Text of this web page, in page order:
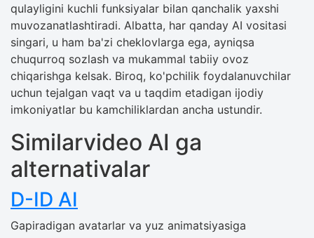
qulayligini kuchli funksiyalar bilan qanchalik yaxshi
muvozanatlashtiradi. Albatta, har qanday AI vositasi
singari, u ham ba'zi cheklovlarga ega, ayniqsa
chuqurroq sozlash va mukammal tabiiy ovoz
chiqarishga kelsak. Biroq, ko'pchilik foydalanuvchilar
uchun tejalgan vaqt va u taqdim etadigan ijodiy
imkoniyatlar bu kamchiliklardan ancha ustundir.
Similarvideo AI ga
alternativalar
D-ID AI
Gapiradigan avatarlar va yuz animatsiyasiga